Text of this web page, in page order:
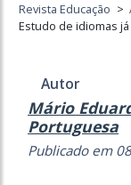
Revista Educação >
Estudo de idiomas
Autor
Mário
Portuguesa
Publicado em